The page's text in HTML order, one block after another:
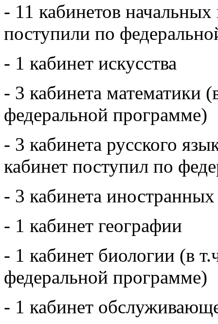
- 11 кабинетов начальных
поступили по
- 1 кабинет искусства
- 3 кабинета математики
федеральной программе)
- 3 кабинета русского
кабинет поступил по
- 3 кабинета
- 1 кабинет географии
- 1 кабинет биологии (в
федеральной программе)
- 1 кабинет